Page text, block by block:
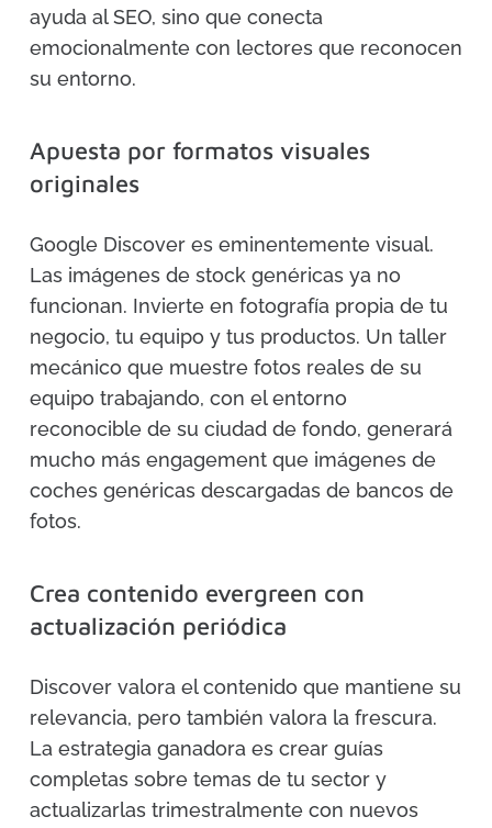
ayuda al SEO, sino que conecta
emocionalmente con lectores que reconocen
su entorno.
Apuesta por formatos visuales
originales
Google Discover es eminentemente visual.
Las imágenes de stock genéricas ya no
funcionan. Invierte en fotografía propia de tu
negocio, tu equipo y tus productos. Un taller
mecánico que muestre fotos reales de su
equipo trabajando, con el entorno
reconocible de su ciudad de fondo, generará
mucho más engagement que imágenes de
coches genéricas descargadas de bancos de
fotos.
Crea contenido evergreen con
actualización periódica
Discover valora el contenido que mantiene su
relevancia, pero también valora la frescura.
La estrategia ganadora es crear guías
completas sobre temas de tu sector y
actualizarlas trimestralmente con nuevos